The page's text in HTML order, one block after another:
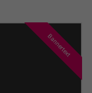
Bannertext